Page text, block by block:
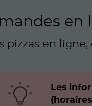
en
en
Les